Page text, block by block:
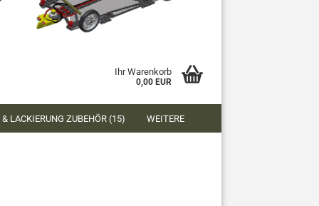
Ihr Warenkorb
0,00 EUR
LACKIERUNG ZUBEHÖR (15) WEITERE